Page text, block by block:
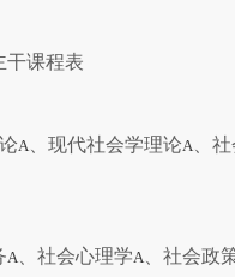
干课程表
A 、现代社会学理论A 、
A 、社会心理学A 、社会政